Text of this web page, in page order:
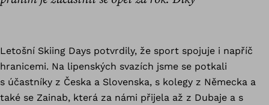
Letošní Skiing Days potvrdily, že sport spojuje i napříč
hranicemi. Na lipenských svazích jsme se potkali
s účastníky z Česka a Slovenska, s kolegy z Německa a
také se Zainab, která za námi přijela až z Dubaje a s